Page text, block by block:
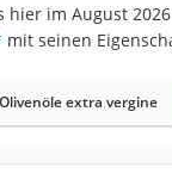
im August
mit seinen
Olivenöle extra vergine